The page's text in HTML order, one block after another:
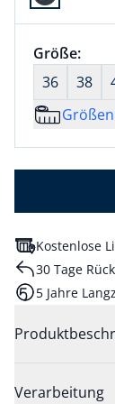
Größe:
36
38
Kostenlose
30 Tage
5 Jahre
Verarbeitung